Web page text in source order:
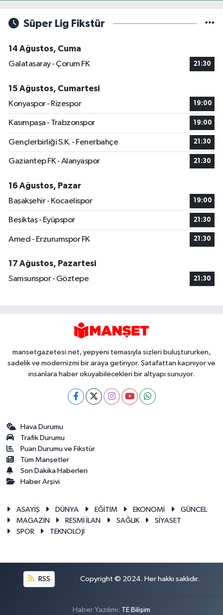
Süper Lig Fikstür
14 Ağustos, Cuma
Galatasaray - Çorum FK
21:30
15 Ağustos, Cumartesi
Konyaspor - Rizespor
19:00
Kasımpaşa - Trabzonspor 19:00
Gençlerbirliği S.K. - Fenerbahçe 21:30
Gaziantep FK - Alanyaspor 21:30
16 Ağustos, Pazar
Başakşehir - Kocaelispor
19:00
Beşiktaş - Eyüpspor 21:30
Amed - Erzurumspor FK 21:30
17 Ağustos, Pazartesi
Samsunspor - Göztepe
21:30
mansetgazetesi.net, yepyeni temasıyla sizleri buluştururken,
sadelik ve modernizmi bir araya getiriyor. Şatafattan kaçınıyor ve
insanlara haber okuyabilecekleri bir altyapı sunuyor.
Hava Durumu
Trafik Durumu
Puan Durumu ve Fikstür
Tüm Manşetler
Son Dakika Haberleri
Haber Arşivi
ASAYİŞ DÜNYA EĞİTİM EKONOMİ
GÜNCEL
MAGAZİN
RESMİ İLAN SAĞLIK
SİYASET
SPOR
TEKNOLOJİ
RSS Copyright © 2024. Her hakkı saklıdır.
Haber Yazılımı: TE Bilişim